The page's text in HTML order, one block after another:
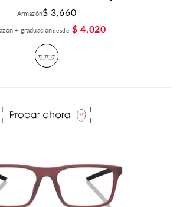
ArmazónPrecio
habitual
$ 3,660
+ graduacióndesde $ 4,020